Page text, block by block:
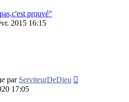
prouvé"
2015 16:15
par ServiteurDeDieu
17:05